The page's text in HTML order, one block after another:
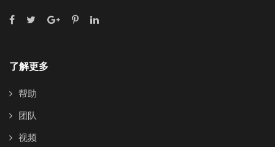
了解更多
帮助
团队
视频